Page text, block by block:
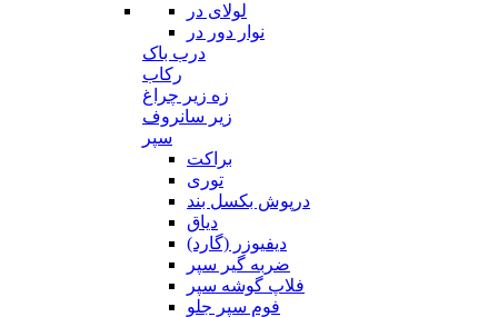
لولای در
نوار دور در
درب باک
رکاب
زه زیر چراغ
زیر سانروف
سپر
براکت
توری
درپوش بکسل بند
دیاق
دیفیوزر (گارد)
ضربه گیر سپر
فلاپ گوشه سپر
فوم سپر جلو